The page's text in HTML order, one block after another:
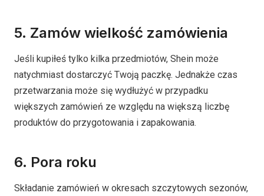
5. Zamów wielkość zamówienia
Jeśli kupiłeś tylko kilka przedmiotów, Shein może
natychmiast dostarczyć Twoją paczkę. Jednakże czas
przetwarzania może się wydłużyć w przypadku
większych zamówień ze względu na większą liczbę
produktów do przygotowania i zapakowania.
6. Pora roku
Składanie zamówień w okresach szczytowych sezonów,